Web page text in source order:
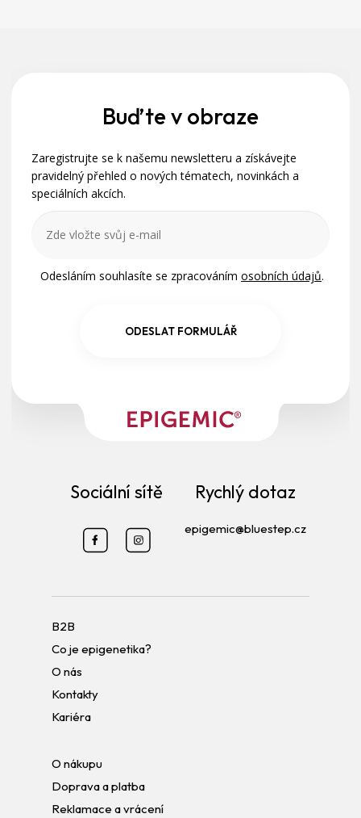
Buďte v obraze
Zaregistrujte se k našemu newsletteru a získávejte
pravidelný přehled o nových tématech, novinkách a
speciálních akcích.
Odesláním souhlasíte se zpracováním osobních údajů.
ODESLAT FORMULÁŘ
Sociální sítě Rychlý dotaz
epigemic@bluestep.cz
B2B
Co je epigenetika?
O nás
Kontakty
Kariéra
O nákupu
Doprava a platba
Reklamace a vrácení